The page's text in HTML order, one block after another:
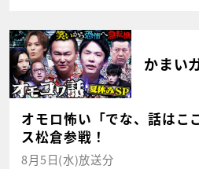
かまい
オモロ怖い「でな、話はこ
ス松倉参戦！
8月5日(水)放送分